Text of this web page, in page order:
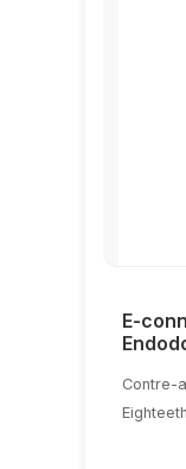
E-
Contre-
Eighteeth